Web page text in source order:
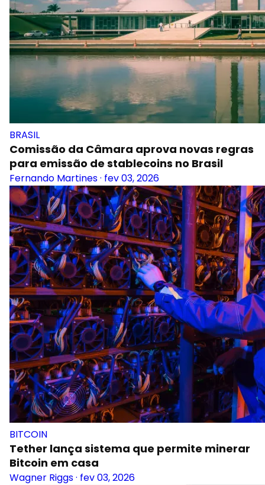
BRASIL
Comissão da Câmara aprova novas regras
para emissão de stablecoins no Brasil
Fernando Martines· fev 03, 2026
BITCOIN
Tether lança sistema que permite minerar
Bitcoin em casa
Wagner Riggs· fev 03, 2026